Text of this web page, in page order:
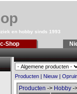
en hobby sinds 1993
Shop
Producten | Nieuw |
Producten -> Hobby -